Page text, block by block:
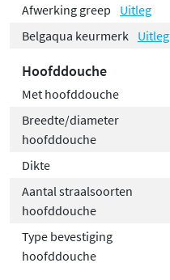
Afwerking greep
Uitleg
Belgaqua keurmerk
Uitleg
Hoofddouche
Met hoofddouche
Breedte/diameter
hoofddouche
Dikte
Aantal straalsoorten
hoofddouche
Type bevestiging
hoofddouche